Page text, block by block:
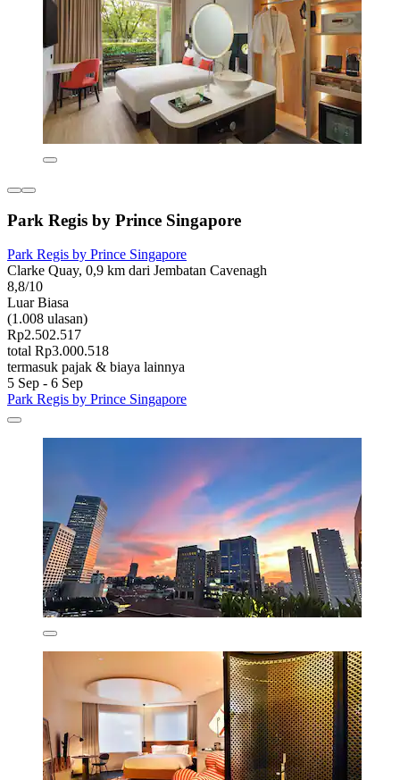
Park Regis by Prince Singapore
Park Regis by Prince Singapore
Clarke Quay, 0,9 km dari Jembatan Cavenagh
8,8/10
Luar Biasa
(1.008 ulasan)
Rp2.502.517
total Rp3.000.518
termasuk pajak & biaya lainnya
5 Sep - 6 Sep
Park Regis by Prince Singapore